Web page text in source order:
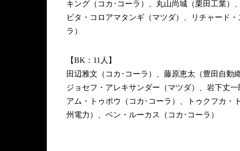
キング（コカ･コーラ）、丸山尚城（栗田工業）
ビタ・コロアマタンギ（マツダ）、リチャード
ラ）
【BK：11人】
田辺雅文（コカ･コーラ）、藤原恵太（豊田自動
ジョセフ・アレキサンダー（マツダ）、岩下丈
アム・トゥポウ（コカ･コーラ）、トゥクフカ・
州電力）、ベン・ルーカス（コカ･コーラ）